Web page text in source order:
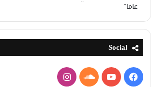
عاما”
Social
فيسبوكيوتيوبساوندانستقرام